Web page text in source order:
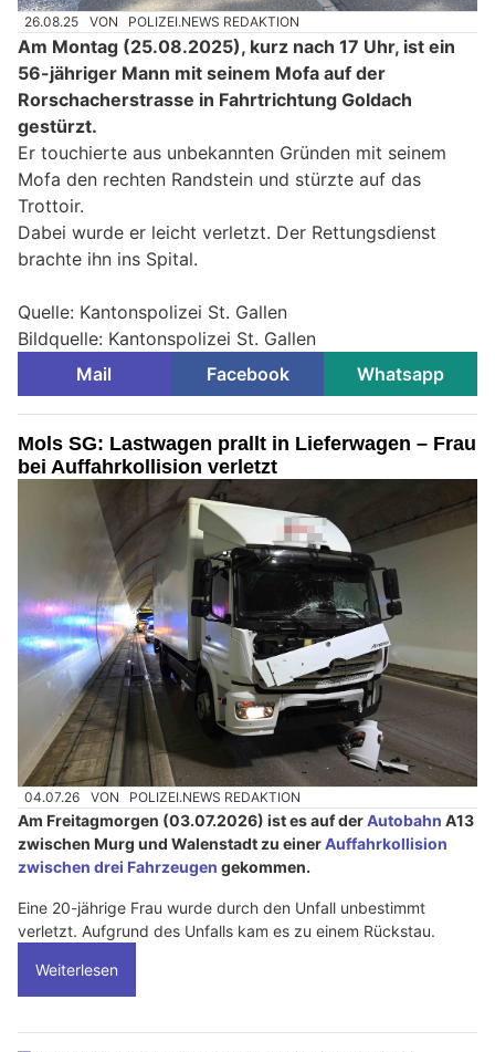
26.08.25 VON POLIZEI.NEWS REDAKTION
Am Montag (25.08.2025), kurz nach 17 Uhr, ist ein
56-jähriger Mann mit seinem Mofa auf der
Rorschacherstrasse in Fahrtrichtung Goldach
gestürzt.
Er touchierte aus unbekannten Gründen mit seinem
Mofa den rechten Randstein und stürzte auf das
Trottoir.
Dabei wurde er leicht verletzt. Der Rettungsdienst
brachte ihn ins Spital.
Quelle: Kantonspolizei St. Gallen
Bildquelle: Kantonspolizei St. Gallen
Mail
Facebook Whatsapp
Mols SG: Lastwagen prallt in Lieferwagen – Frau
bei Auffahrkollision verletzt
04.07.26 VON POLIZEI.NEWS REDAKTION
Am Freitagmorgen (03.07.2026) ist es auf derAutobahn A13
zwischen Murg und Walenstadt zu einerAuffahrkollision
zwischen drei Fahrzeugen gekommen.
Eine 20-jährige Frau wurde durch den Unfall unbestimmt
verletzt. Aufgrund des Unfalls kam es zu einem Rückstau.
Weiterlesen